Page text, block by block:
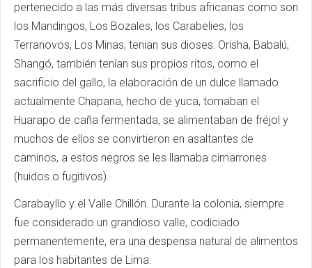
pertenecido a las más diversas tribus africanas como son
los Mandingos, Los Bozales, los Carabelies, los
Terranovos, Los Minas; tenian sus dioses: Orisha, Babalú,
Shangó, también tenían sus propios ritos, como el
sacrificio del gallo, la elaboración de un dulce llamado
actualmente Chapana, hecho de yuca, tomaban el
Huarapo de caña fermentada, se alimentaban de fréjol y
muchos de ellos se convirtieron en asaltantes de
caminos, a estos negros se les llamaba cimarrones
(huidos o fugitivos).
Carabayllo y el Valle Chillón. Durante la colonia, siempre
fue considerado un grandioso valle, codiciado
permanentemente, era una despensa natural de alimentos
para los habitantes de Lima.